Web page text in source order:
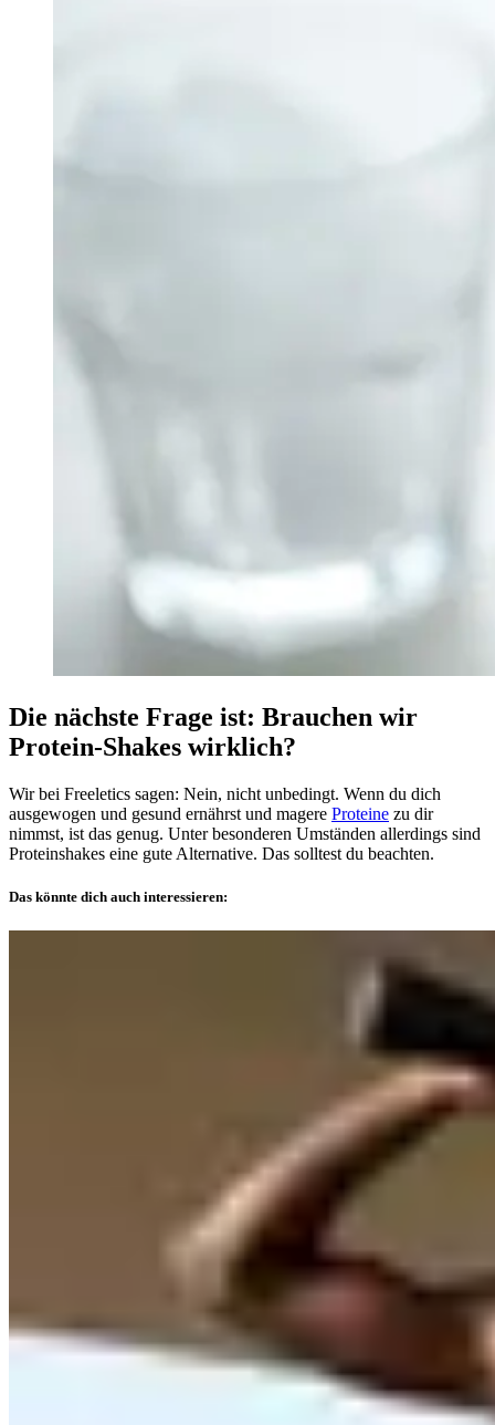
Die nächste Frage ist: Brauchen wir
Protein-Shakes wirklich?
Wir bei Freeletics sagen: Nein, nicht unbedingt. Wenn du dich
ausgewogen und gesund ernährst und magere Proteine zu dir
nimmst, ist das genug. Unter besonderen Umständen allerdings sind
Proteinshakes eine gute Alternative. Das solltest du beachten.
Das könnte dich auch interessieren: